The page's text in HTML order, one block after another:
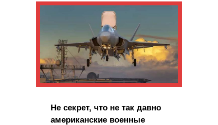
Не секрет, что не так давно
американские военные